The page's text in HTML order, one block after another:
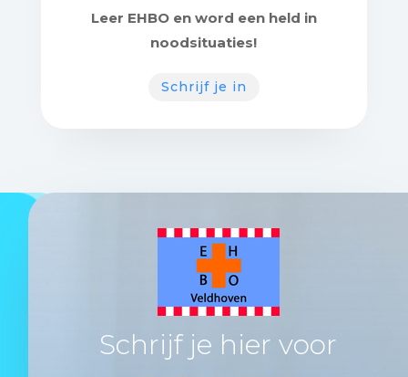
Leer EHBO en word een held in
noodsituaties!
Schrijf je in
Schrijf je hier voor